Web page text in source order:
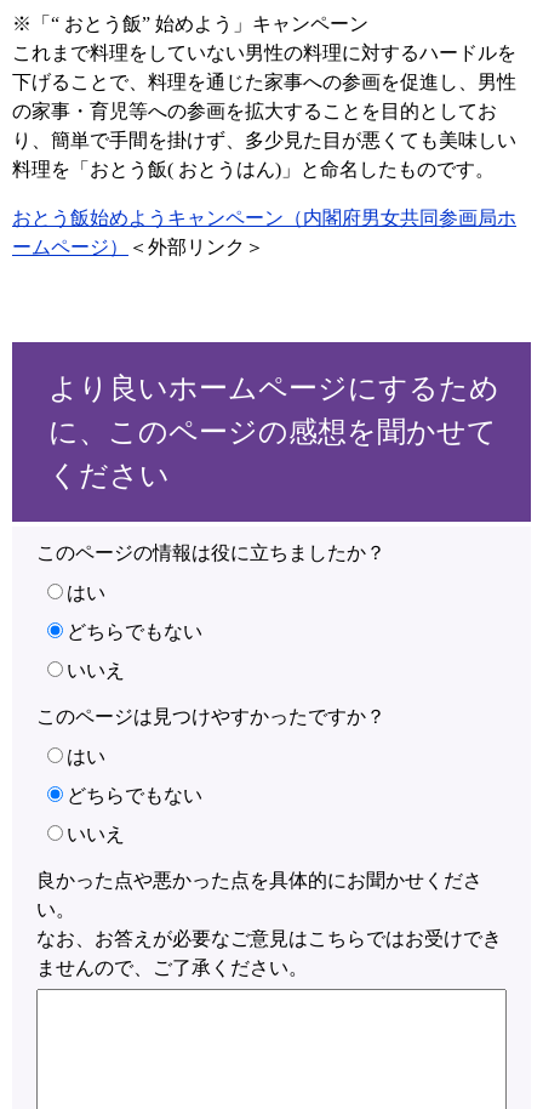
※「“ おとう飯” 始めよう」キャンペーン
これまで料理をしていない男性の料理に対するハードルを
下げることで、料理を通じた家事への参画を促進し、男性
の家事・育児等への参画を拡大することを目的としてお
り、簡単で手間を掛けず、多少見た目が悪くても美味しい
料理を「おとう飯( おとうはん)」と命名したものです。
おとう飯始めようキャンペーン（内閣府男女共同参画局ホ
ームページ）
＜外部リンク＞
より良いホームページにするため
に、このページの感想を聞かせて
ください
このページの情報は役に立ちましたか？
はい
どちらでもない
いいえ
このページは見つけやすかったですか？
はい
どちらでもない
いいえ
良かった点や悪かった点を具体的にお聞かせくださ
い。
なお、お答えが必要なご意見はこちらではお受けでき
ませんので、ご了承ください。